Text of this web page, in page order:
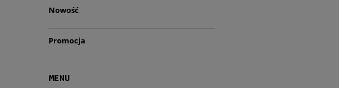
Nowość
Promocja
MENU